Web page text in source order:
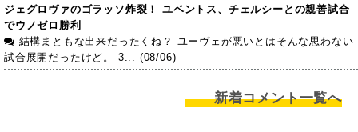
ジェグロヴァのゴラッソ炸裂！ ユベントス、チェルシーとの親善試合
でウノゼロ勝利
結構まともな出来だったくね？ ユーヴェが悪いとはそんな思わない
試合展開だったけど。 3... (08/06)
新着コメント一覧へ